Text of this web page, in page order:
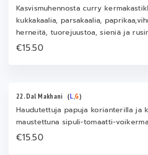
Kasvismuhennosta curry
kukkakaalia, parsakaalia,
herneitä, tuorejuustoa, sieniä ja
€15.50
22. Dal Makhani (L,G)
Haudutettuja papuja korianterilla ja
maustettuna sipuli-tomaatti-
€15.50